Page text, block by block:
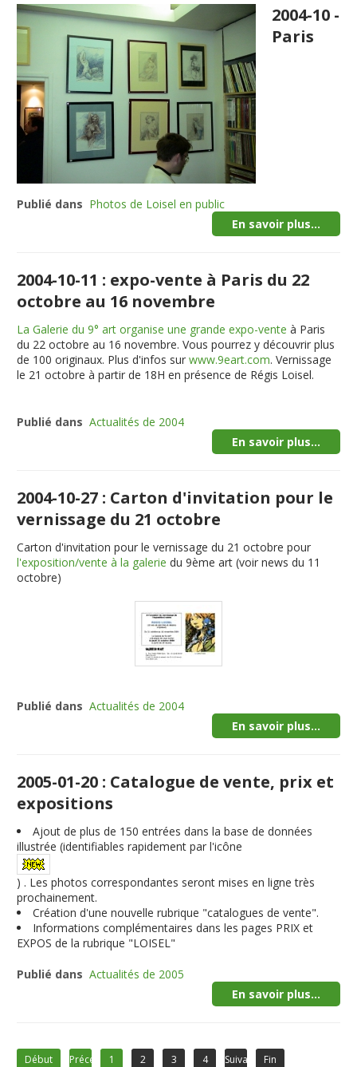
2004-10 -
Paris
Publié dans Photos de Loisel en public
En savoir plus...
2004-10-11 : expo-vente à Paris du 22
octobre au 16 novembre
La Galerie du 9° art organise une grande expo-vente à Paris
du 22 octobre au 16 novembre. Vous pourrez y découvrir plus
de 100 originaux. Plus d'infos surwww.9eart.com. Vernissage
le 21 octobre à partir de 18Hen présence de Régis Loisel.
Publié dans Actualités de 2004
En savoir plus...
2004-10-27 : Carton d'invitation pour le
vernissage du 21 octobre
Carton d'invitation pour le vernissage du 21 octobre pour
l'exposition/vente à la galeriedu 9ème art (voir news du 11
octobre)
Publié dans Actualités de 2004
En savoir plus...
2005-01-20 : Catalogue de vente, prix et
expositions
Ajout de plus de 150 entrées dans la base de données
illustrée (identifiables rapidement par l'icône
) . Les photos correspondantes seront mises en ligne très
prochainement.
Création d'une nouvelle rubrique "catalogues de vente".
Informations complémentaires dans les pages PRIX et
EXPOS de la rubrique "LOISEL"
Publié dans Actualités de 2005
En savoir plus...
Début Précédent1 2 3 4 Suivant
Fin